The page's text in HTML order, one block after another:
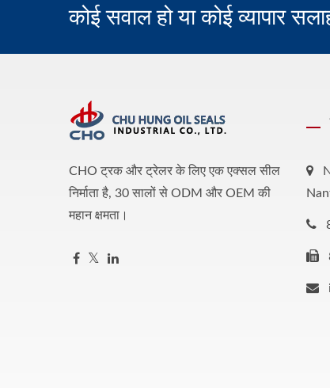
कोई सवाल हो या कोई व्यापार
CHO ट्रक और ट्रेलर के लिए एक एक्सल सील
निर्माता है, 30 सालों से ODM और OEM की
महान क्षमता।